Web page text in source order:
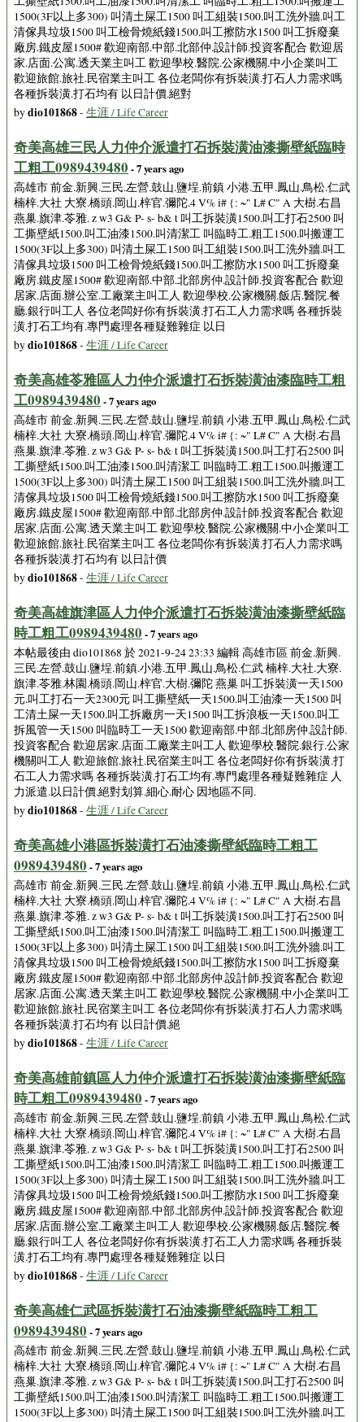
1500(3F以上多300) 叫清土屎工1500 叫工組裝1500.叫工洗外牆.叫工
清傢具垃圾1500 叫工檢骨燒紙錢1500.叫工擦防水1500 叫工拆廢棄
廠房.鐵皮屋1500# 歡迎南部.中部.北部仲.設計師.投資客配合 歡迎居
家.店面.公寓.透天業主叫工 歡迎學校.醫院.公家機關.中小企業叫工
歡迎旅館.旅社.民宿業主叫工 各位老闆你有拆裝潢.打石人力需求嗎
各種拆裝潢.打石均有 以日計價.絕對
bydio101868- 生涯 / Life Career
奇美高雄三民人力仲介派遣打石拆裝潢油漆撕壁紙臨時
工粗工0989439480 - 7 years ago
高雄市 前金.新興.三民.左營.鼓山.鹽埕.前鎮 小港.五甲.鳳山.鳥松.仁武
楠梓.大社 大寮.橋頭.岡山.梓官.彌陀.4 V% i# {: ~" L# C" A 大樹.右昌
燕巢.旗津.苓雅. z w3 G& P- s- b& t 叫工拆裝潢1500.叫工打石2500 叫
工撕壁紙1500.叫工油漆1500.叫清潔工 叫臨時工.粗工1500.叫搬運工
1500(3F以上多300) 叫清土屎工1500 叫工組裝1500.叫工洗外牆.叫工
清傢具垃圾1500 叫工檢骨燒紙錢1500.叫工擦防水1500 叫工拆廢棄
廠房.鐵皮屋1500# 歡迎南部.中部.北部房仲.設計師.投資客配合 歡迎
居家.店面.辦公室.工廠業主叫工人 歡迎學校.公家機關.飯店.醫院.餐
廳.銀行叫工人 各位老闆好你有拆裝潢.打石工人力需求嗎 各種拆裝
潢.打石工均有.專門處理各種疑難雜症 以日
bydio101868- 生涯 / Life Career
奇美高雄苓雅區人力仲介派遣打石拆裝潢油漆臨時工粗
工0989439480 - 7 years ago
高雄市 前金.新興.三民.左營.鼓山.鹽埕.前鎮 小港.五甲.鳳山.鳥松.仁武
楠梓.大社 大寮.橋頭.岡山.梓官.彌陀.4 V% i# {: ~" L# C" A 大樹.右昌
燕巢.旗津.苓雅. z w3 G& P- s- b& t 叫工拆裝潢1500.叫工打石2500 叫
工撕壁紙1500.叫工油漆1500.叫清潔工 叫臨時工.粗工1500.叫搬運工
1500(3F以上多300) 叫清土屎工1500 叫工組裝1500.叫工洗外牆.叫工
清傢具垃圾1500 叫工檢骨燒紙錢1500.叫工擦防水1500 叫工拆廢棄
廠房.鐵皮屋1500# 歡迎南部.中部.北部房仲.設計師.投資客配合 歡迎
居家.店面.公寓.透天業主叫工 歡迎學校.醫院.公家機關.中小企業叫工
歡迎旅館.旅社.民宿業主叫工 各位老闆你有拆裝潢.打石人力需求嗎
各種拆裝潢.打石均有 以日計價
bydio101868- 生涯 / Life Career
奇美高雄旗津區人力仲介派遣打石拆裝潢油漆撕壁紙臨
時工粗工0989439480 - 7 years ago
本帖最後由 dio101868 於 2021-9-24 23:33 編輯 高雄市區 前金.新興.
三民.左營.鼓山.鹽埕.前鎮.小港.五甲.鳳山.鳥松.仁武 楠梓.大社.大寮.
旗津.苓雅.林園.橋頭.岡山.梓官.大樹.彌陀 燕巢 叫工拆裝潢一天1500
元.叫工打石一天2300元 叫工撕壁紙一天1500.叫工油漆一天1500 叫
工清土屎一天1500.叫工拆廠房一天1500 叫工拆浪板一天1500.叫工
拆風管一天1500 叫臨時工一天1500 歡迎南部.中部.北部房仲.設計師.
投資客配合 歡迎居家.店面.工廠業主叫工人 歡迎學校.醫院.銀行.公家
機關叫工人 歡迎旅館.旅社.民宿業主叫工 各位老闆好你有拆裝潢.打
石工人力需求嗎 各種拆裝潢.打石工均有.專門處理各種疑難雜症 人
力派遣.以日計價.絕對划算.細心.耐心 因地區不同.
bydio101868- 生涯 / Life Career
奇美高雄小港區拆裝潢打石油漆撕壁紙臨時工粗工
0989439480 - 7 years ago
高雄市 前金.新興.三民.左營.鼓山.鹽埕.前鎮 小港.五甲.鳳山.鳥松.仁武
楠梓.大社 大寮.橋頭.岡山.梓官.彌陀.4 V% i# {: ~" L# C" A 大樹.右昌
燕巢.旗津.苓雅. z w3 G& P- s- b& t 叫工拆裝潢1500.叫工打石2500 叫
工撕壁紙1500.叫工油漆1500.叫清潔工 叫臨時工.粗工1500.叫搬運工
1500(3F以上多300) 叫清土屎工1500 叫工組裝1500.叫工洗外牆.叫工
清傢具垃圾1500 叫工檢骨燒紙錢1500.叫工擦防水1500 叫工拆廢棄
廠房.鐵皮屋1500# 歡迎南部.中部.北部房仲.設計師.投資客配合 歡迎
居家.店面.公寓.透天業主叫工 歡迎學校.醫院.公家機關.中小企業叫工
歡迎旅館.旅社.民宿業主叫工 各位老闆你有拆裝潢.打石人力需求嗎
各種拆裝潢.打石均有 以日計價.絕
bydio101868- 生涯 / Life Career
奇美高雄前鎮區人力仲介派遣打石拆裝潢油漆撕壁紙臨
時工粗工0989439480 - 7 years ago
高雄市 前金.新興.三民.左營.鼓山.鹽埕.前鎮 小港.五甲.鳳山.鳥松.仁武
楠梓.大社 大寮.橋頭.岡山.梓官.彌陀.4 V% i# {: ~" L# C" A 大樹.右昌
燕巢.旗津.苓雅. z w3 G& P- s- b& t 叫工拆裝潢1500.叫工打石2500 叫
工撕壁紙1500.叫工油漆1500.叫清潔工 叫臨時工.粗工1500.叫搬運工
1500(3F以上多300) 叫清土屎工1500 叫工組裝1500.叫工洗外牆.叫工
清傢具垃圾1500 叫工檢骨燒紙錢1500.叫工擦防水1500 叫工拆廢棄
廠房.鐵皮屋1500# 歡迎南部.中部.北部房仲.設計師.投資客配合 歡迎
居家.店面.辦公室.工廠業主叫工人 歡迎學校.公家機關.飯店.醫院.餐
廳.銀行叫工人 各位老闆好你有拆裝潢.打石工人力需求嗎 各種拆裝
潢.打石工均有.專門處理各種疑難雜症 以日
bydio101868- 生涯 / Life Career
奇美高雄仁武區拆裝潢打石油漆撕壁紙臨時工粗工
0989439480 - 7 years ago
高雄市 前金.新興.三民.左營.鼓山.鹽埕.前鎮 小港.五甲.鳳山.鳥松.仁武
楠梓.大社 大寮.橋頭.岡山.梓官.彌陀.4 V% i# {: ~" L# C" A 大樹.右昌
燕巢.旗津.苓雅. z w3 G& P- s- b& t 叫工拆裝潢1500.叫工打石2500 叫
工撕壁紙1500.叫工油漆1500.叫清潔工 叫臨時工.粗工1500.叫搬運工
1500(3F以上多300) 叫清土屎工1500 叫工組裝1500.叫工洗外牆.叫工